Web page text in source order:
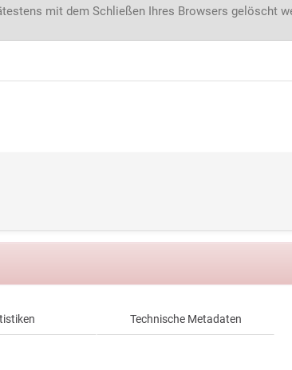
mit dem Schließen Ihres Browsers gelöscht
Technische Metadaten